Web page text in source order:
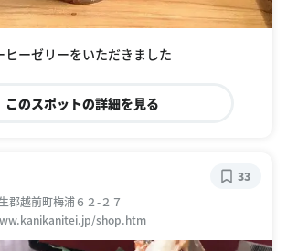
ヒーゼリーをいただきました
このスポットの詳細を見る
郡越前町梅浦６２-２７
shop.htm
33